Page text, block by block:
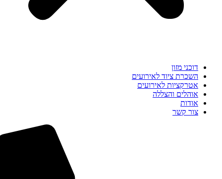
דוכני מזון
השכרת ציוד לאירועים
אטרקציות לאירועים
אוהלים והצללה
אודות
צור קשר